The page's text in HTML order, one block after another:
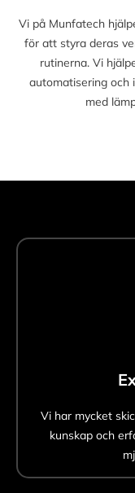
Vi på Munfatech
för att styra deras
rutinerna. Vi
automatisering och
med
Vi har mycket
kunskap och